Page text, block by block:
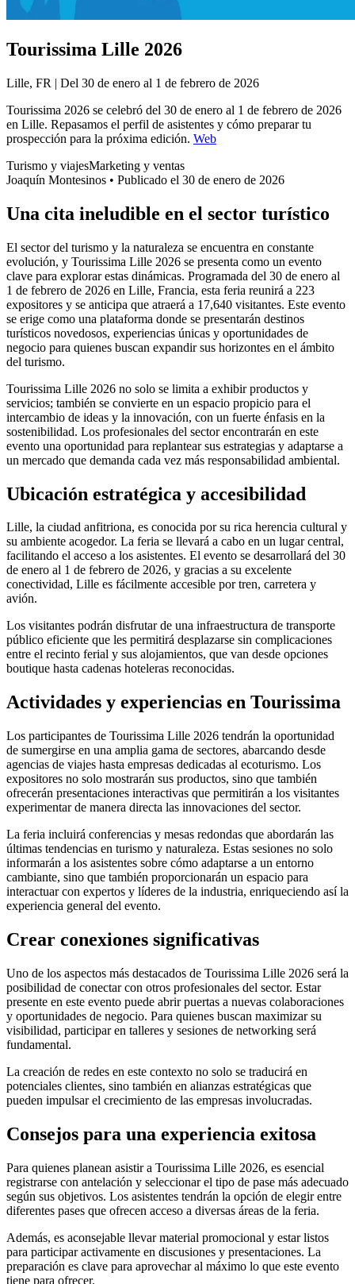
Tourissima Lille 2026
Lille, FR | Del 30 de enero al 1 de febrero de 2026
Tourissima 2026 se celebró del 30 de enero al 1 de febrero de 2026
en Lille. Repasamos el perfil de asistentes y cómo preparar tu
prospección para la próxima edición. Web
Turismo y viajesMarketing y ventas
Joaquín Montesinos • Publicado el 30 de enero de 2026
Una cita ineludible en el sector turístico
El sector del turismo y la naturaleza se encuentra en constante
evolución, y Tourissima Lille 2026 se presenta como un evento
clave para explorar estas dinámicas. Programada del 30 de enero al
1 de febrero de 2026 en Lille, Francia, esta feria reunirá a 223
expositores y se anticipa que atraerá a 17,640 visitantes. Este evento
se erige como una plataforma donde se presentarán destinos
turísticos novedosos, experiencias únicas y oportunidades de
negocio para quienes buscan expandir sus horizontes en el ámbito
del turismo.
Tourissima Lille 2026 no solo se limita a exhibir productos y
servicios; también se convierte en un espacio propicio para el
intercambio de ideas y la innovación, con un fuerte énfasis en la
sostenibilidad. Los profesionales del sector encontrarán en este
evento una oportunidad para replantear sus estrategias y adaptarse a
un mercado que demanda cada vez más responsabilidad ambiental.
Ubicación estratégica y accesibilidad
Lille, la ciudad anfitriona, es conocida por su rica herencia cultural y
su ambiente acogedor. La feria se llevará a cabo en un lugar central,
facilitando el acceso a los asistentes. El evento se desarrollará del 30
de enero al 1 de febrero de 2026, y gracias a su excelente
conectividad, Lille es fácilmente accesible por tren, carretera y
avión.
Los visitantes podrán disfrutar de una infraestructura de transporte
público eficiente que les permitirá desplazarse sin complicaciones
entre el recinto ferial y sus alojamientos, que van desde opciones
boutique hasta cadenas hoteleras reconocidas.
Actividades y experiencias en Tourissima
Los participantes de Tourissima Lille 2026 tendrán la oportunidad
de sumergirse en una amplia gama de sectores, abarcando desde
agencias de viajes hasta empresas dedicadas al ecoturismo. Los
expositores no solo mostrarán sus productos, sino que también
ofrecerán presentaciones interactivas que permitirán a los visitantes
experimentar de manera directa las innovaciones del sector.
La feria incluirá conferencias y mesas redondas que abordarán las
últimas tendencias en turismo y naturaleza. Estas sesiones no solo
informarán a los asistentes sobre cómo adaptarse a un entorno
cambiante, sino que también proporcionarán un espacio para
interactuar con expertos y líderes de la industria, enriqueciendo así la
experiencia general del evento.
Crear conexiones significativas
Uno de los aspectos más destacados de Tourissima Lille 2026 será la
posibilidad de conectar con otros profesionales del sector. Estar
presente en este evento puede abrir puertas a nuevas colaboraciones
y oportunidades de negocio. Para quienes buscan maximizar su
visibilidad, participar en talleres y sesiones de networking será
fundamental.
La creación de redes en este contexto no solo se traducirá en
potenciales clientes, sino también en alianzas estratégicas que
pueden impulsar el crecimiento de las empresas involucradas.
Consejos para una experiencia exitosa
Para quienes planean asistir a Tourissima Lille 2026, es esencial
registrarse con antelación y seleccionar el tipo de pase más adecuado
según sus objetivos. Los asistentes tendrán la opción de elegir entre
diferentes pases que ofrecen acceso a diversas áreas de la feria.
Además, es aconsejable llevar material promocional y estar listos
para participar activamente en discusiones y presentaciones. La
preparación es clave para aprovechar al máximo lo que este evento
tiene para ofrecer.